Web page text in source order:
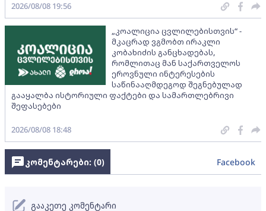
2026/08/08 19:56
„კოალიცია ცვლილებისთვის“ -
მკაცრად ვგმობთ ირაკლი
კობახიძის განცხადებას,
რომლითაც მან საქართველოს
ეროვნული ინტერესების
საწინააღმდეგოდ შეგნებულად
გააყალბა ისტორიული ფაქტები და სამართლებრივი
შეფასებები
2026/08/08 18:48
კომენტარები: (0) Facebook
გააკეთე კომენტარი